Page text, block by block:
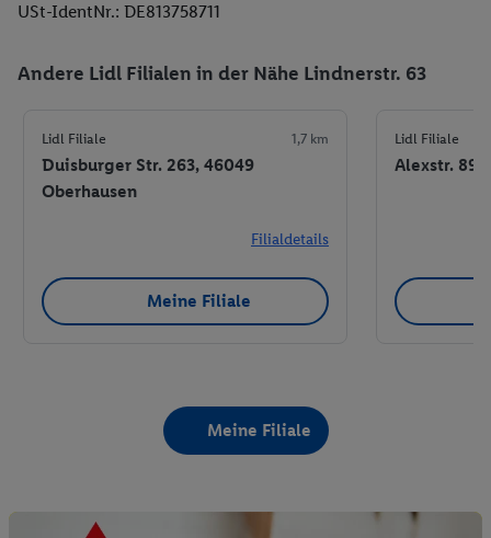
USt-IdentNr.: DE813758711
Andere Lidl Filialen in der Nähe Lindnerstr. 63
Lidl Filiale 1,7 km
Duisburger Str. 263, 46049
Oberhausen
Filialdetails
Meine Filiale
Lidl Filiale
Alexstr. 89,
Meine Filiale